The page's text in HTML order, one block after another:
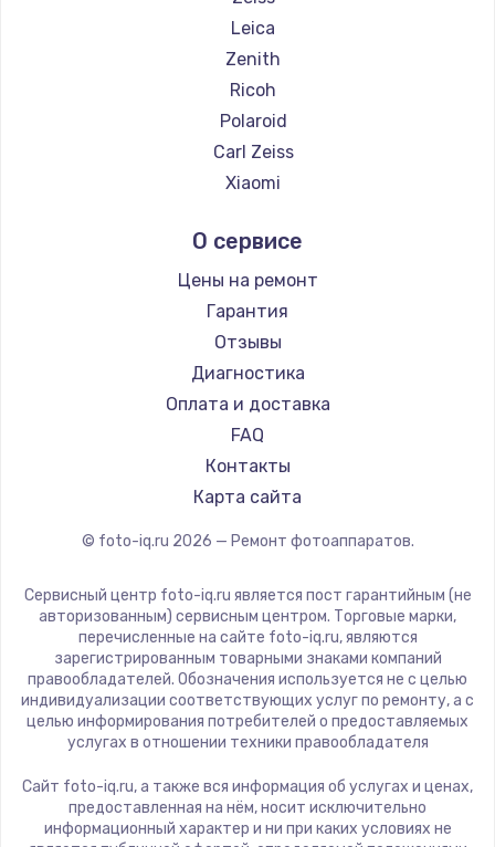
Leica
Zenith
Ricoh
Polaroid
Carl Zeiss
Xiaomi
Kodak
Blackmagic
О сервисе
Цены на ремонт
Гарантия
Отзывы
Диагностика
Оплата и доставка
FAQ
Контакты
Карта сайта
© foto-iq.ru 2026 — Ремонт фотоаппаратов.
Сервисный центр foto-iq.ru является пост гарантийным (не
авторизованным) сервисным центром. Торговые марки,
перечисленные на сайте foto-iq.ru, являются
зарегистрированным товарными знаками компаний
правообладателей. Обозначения используется не с целью
индивидуализации соответствующих услуг по ремонту, а с
целью информирования потребителей о предоставляемых
услугах в отношении техники правообладателя
Сайт foto-iq.ru, а также вся информация об услугах и ценах,
предоставленная на нём, носит исключительно
информационный характер и ни при каких условиях не